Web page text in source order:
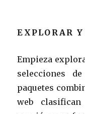
EXPLORAR
Empieza
selecciones
paquetes
web